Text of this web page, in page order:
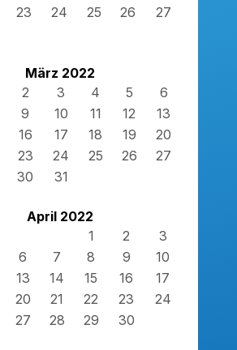
23 24 25 26
27
März 2022
2 3 4 5
6
9 10 11 12
13
16 17 18 19
20
23 24 25 26
27
30 31
April 2022
1
2
3
6 7 8 9
10
13 14 15 16
17
20 21 22 23
24
27 28 29 30